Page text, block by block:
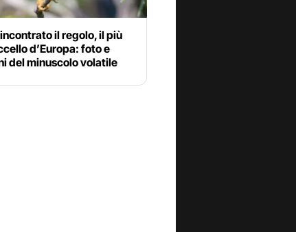
il regolo, il più
d’Europa: foto e
del minuscolo volatile